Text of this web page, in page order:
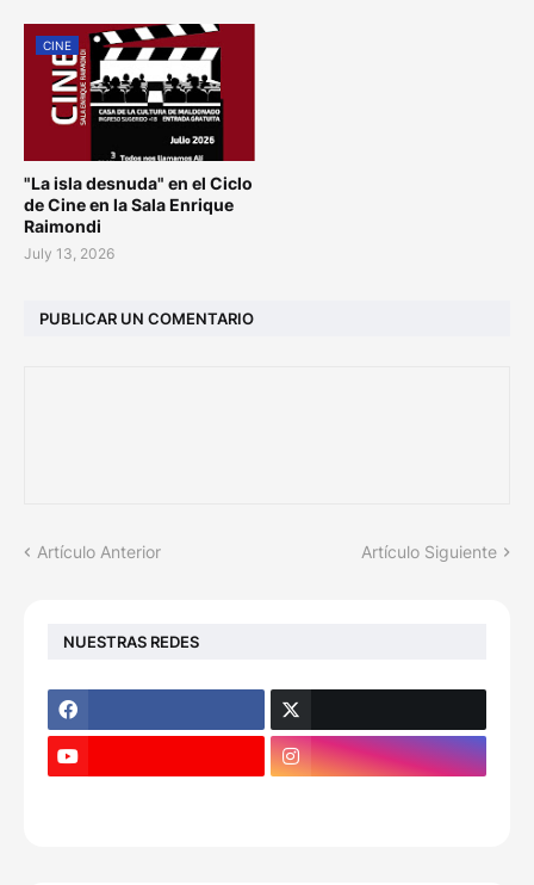
CINE
"La isla desnuda" en el Ciclo
de Cine en la Sala Enrique
Raimondi
July 13, 2026
PUBLICAR UN COMENTARIO
Artículo Anterior Artículo Siguiente
NUESTRAS REDES